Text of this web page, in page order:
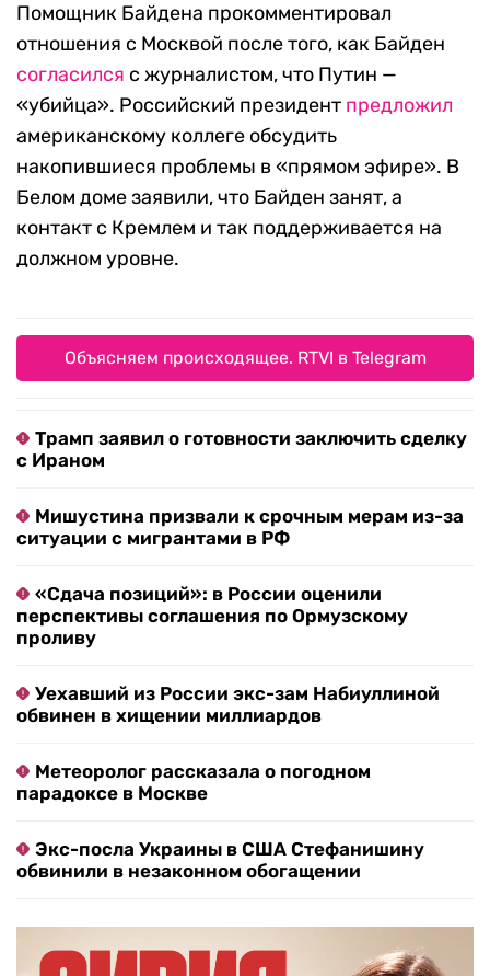
Помощник Байдена прокомментировал
отношения с Москвой после того, как Байден
согласился с журналистом, что Путин —
«убийца». Российский президент предложил
американскому коллеге обсудить
накопившиеся проблемы в «прямом эфире». В
Белом доме заявили, что Байден занят, а
контакт с Кремлем и так поддерживается на
должном уровне.
Объясняем происходящее. RTVI в Telegram
Трамп заявил о готовности заключить сделку
с Ираном
Мишустина призвали к срочным мерам из-за
ситуации с мигрантами в РФ
«Сдача позиций»: в России оценили
перспективы соглашения по Ормузскому
проливу
Уехавший из России экс-зам Набиуллиной
обвинен в хищении миллиардов
Метеоролог рассказала о погодном
парадоксе в Москве
Экс-посла Украины в США Стефанишину
обвинили в незаконном обогащении